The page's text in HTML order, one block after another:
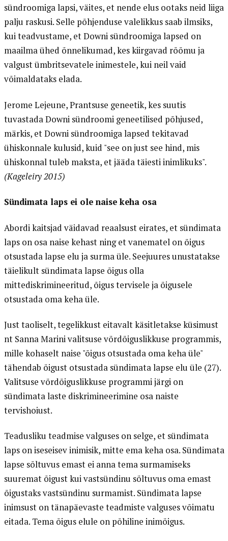
sündroomiga lapsi, väites, et nende elus ootaks neid liiga
palju raskusi. Selle põhjenduse valelikkus saab ilmsiks,
kui teadvustame, et Downi sündroomiga lapsed on
maailma ühed õnnelikumad, kes kiirgavad rõõmu ja
valgust ümbritsevatele inimestele, kui neil vaid
võimaldataks elada.
Jerome Lejeune, Prantsuse geneetik, kes suutis
tuvastada Downi sündroomi geneetilised põhjused,
märkis, et Downi sündroomiga lapsed tekitavad
ühiskonnale kulusid, kuid "see on just see hind, mis
ühiskonnal tuleb maksta, et jääda täiesti inimlikuks".
(Kageleiry 2015)
Sündimata laps ei ole naise keha osa
Abordi kaitsjad väidavad reaalsust eirates, et sündimata
laps on osa naise kehast ning et vanematel on õigus
otsustada lapse elu ja surma üle. Seejuures unustatakse
täielikult sündimata lapse õigus olla
mittediskrimineeritud, õigus tervisele ja õigusele
otsustada oma keha üle.
Just taoliselt, tegelikkust eitavalt käsitletakse küsimust
nt Sanna Marini valitsuse võrdõiguslikkuse programmis,
mille kohaselt naise "õigus otsustada oma keha üle"
tähendab õigust otsustada sündimata lapse elu üle (27).
Valitsuse võrdõiguslikkuse programmi järgi on
sündimata laste diskrimineerimine osa naiste
tervishoiust.
Teadusliku teadmise valguses on selge, et sündimata
laps on iseseisev inimisik, mitte ema keha osa. Sündimata
lapse sõltuvus emast ei anna tema surmamiseks
suuremat õigust kui vastsündinu sõltuvus oma emast
õigustaks vastsündinu surmamist. Sündimata lapse
inimsust on tänapäevaste teadmiste valguses võimatu
eitada. Tema õigus elule on põhiline inimõigus.